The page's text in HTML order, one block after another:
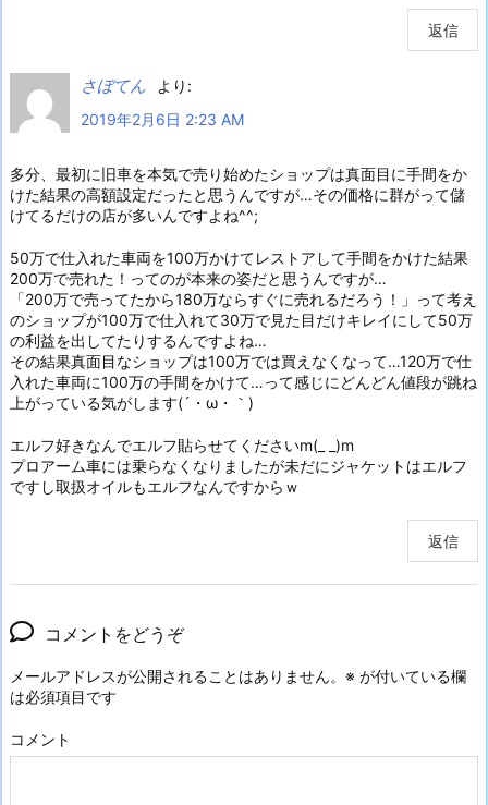
返信
さぼてん
より:
2019年2月6日 2:23 AM
多分、最初に旧車を本気で売り始めたショップは真面目に手間をか
けた結果の高額設定だったと思うんですが…その価格に群がって儲
けてるだけの店が多いんですよね^^;
50万で仕入れた車両を100万かけてレストアして手間をかけた結果
200万で売れた！ってのが本来の姿だと思うんですが…
「200万で売ってたから180万ならすぐに売れるだろう！」って考え
のショップが100万で仕入れて30万で見た目だけキレイにして50万
の利益を出してたりするんですよね…
その結果真面目なショップは100万では買えなくなって…120万で仕
入れた車両に100万の手間をかけて…って感じにどんどん値段が跳ね
上がっている気がします(´・ω・｀)
エルフ好きなんでエルフ貼らせてくださいm(_ _)m
プロアーム車には乗らなくなりましたが未だにジャケットはエルフ
ですし取扱オイルもエルフなんですからｗ
返信
コメントをどうぞ
メールアドレスが公開されることはありません。 ※ が付いている欄
は必須項目です
コメント